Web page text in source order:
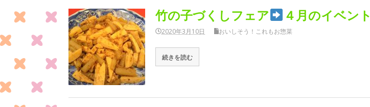
竹の子づくしフェア ４月のイベント
2020年3月10日 おいしそう！これもお惣菜
続きを読む